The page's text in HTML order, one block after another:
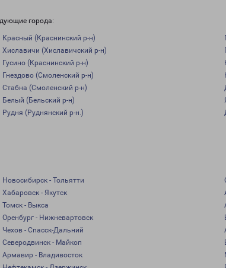
города:
Красный (Краснинский р-н)
Хиславичи (Хиславичский р-н)
Гусино (Краснинский р-н)
Гнездово (Смоленский р-н)
Стабна (Смоленский р-н)
Белый (Бельский р-н)
Рудня (Руднянский р-н.)
Новосибирск - Тольятти
Хабаровск - Якутск
Томск - Выкса
Оренбург - Нижневартовск
Чехов - Спасск-Дальний
Северодвинск - Майкоп
Армавир - Владивосток